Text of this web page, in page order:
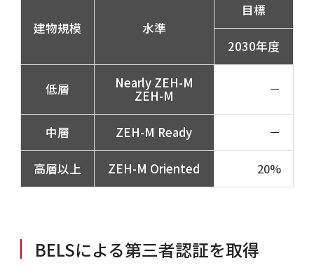
建物規模 水準
目標
2030年度
低層 Nearly ZEH-M
ZEH-M －
中層 ZEH-M Ready －
高層以上 ZEH-M Oriented 20%
BELSによる第三者認証を取得